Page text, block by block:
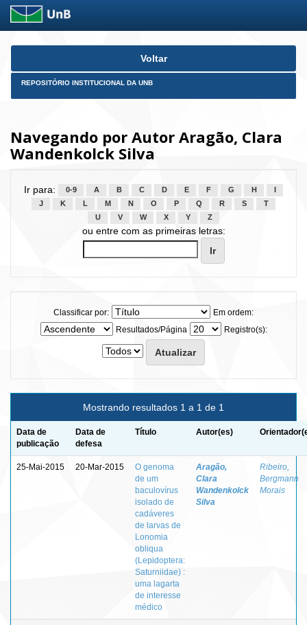
Skip
Voltar
REPOSITÓRIO INSTITUCIONAL DA UNB
Navegando por Autor Aragão, Clara
Wandenkolck Silva
Ir para: 0-9 A B C D E F G H
J
K L M N O P Q R S
T
U
V W X Y Z
ou entre com as primeiras letras:
Classificar por:
Em ordem:
Resultados/Página
Registro(s):
Mostrando resultados 1 a 1 de 1
Data de
publicação
Data de
defesa
Título Autor(es)
25-Mai-2015 20-Mar-2015
O genoma
de um
baculovírus
isolado de
cadáveres
de larvas de
Lonomia
obliqua
(Lepidoptera:
Saturniidae) :
uma lagarta
de interesse
médico
Aragão,
Clara
Wandenkolck
Silva
Ribeiro,
Bergmann
Morais